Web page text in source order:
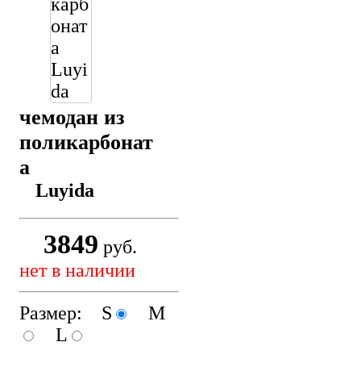
чемодан из
поликарбонат
а
Luyida
3849 руб.
нет в наличии
Размер: S
M
L